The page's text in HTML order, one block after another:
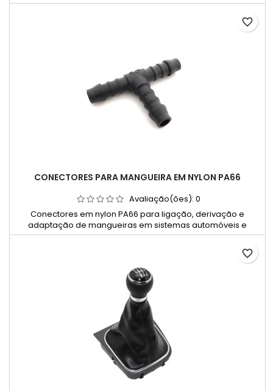
CONECTORES PARA MANGUEIRA EM NYLON PA66
Avaliação(ões): 0
Conectores em nylon PA66 para ligação, derivação e
adaptação de mangueiras em sistemas automóveis e
industriais.
favorite_border
favorite_border